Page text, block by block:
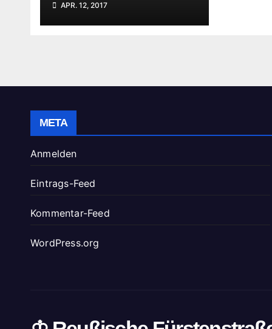
APR. 12, 2017
META
Anmelden
Eintrags-Feed
Kommentar-Feed
WordPress.org